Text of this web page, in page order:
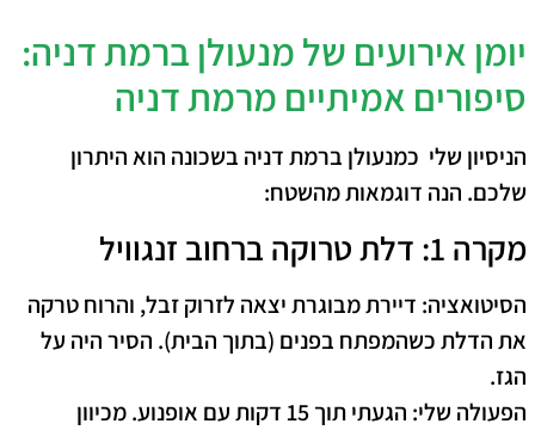
יומן אירועים של מנעולן ברמת דניה:
סיפורים אמיתיים מרמת דניה
הניסיון שלי כמנעולן ברמת דניה בשכונה הוא היתרון
שלכם. הנה דוגמאות מהשטח:
מקרה 1: דלת טרוקה ברחוב זנגוויל
הסיטואציה: דיירת מבוגרת יצאה לזרוק זבל, והרוח טרקה
את הדלת כשהמפתח בפנים (בתוך הבית). הסיר היה על
הגז.
הפעולה שלי:
הגעתי תוך 15 דקות עם אופנוע. מכיוון